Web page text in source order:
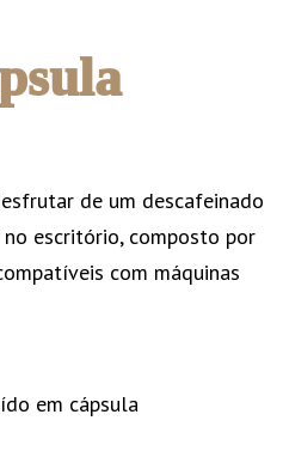
de um descafeinado
escritório, composto por
com máquinas
em cápsula